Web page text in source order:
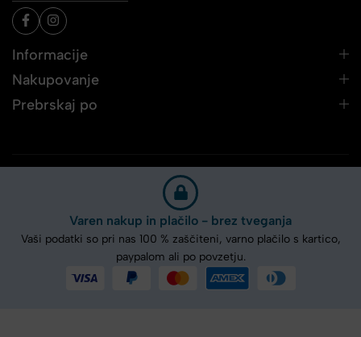
Informacije
Nakupovanje
Prebrskaj po
Varen nakup in plačilo - brez tveganja
Vaši podatki so pri nas 100 % zaščiteni, varno plačilo s kartico,
paypalom ali po povzetju.